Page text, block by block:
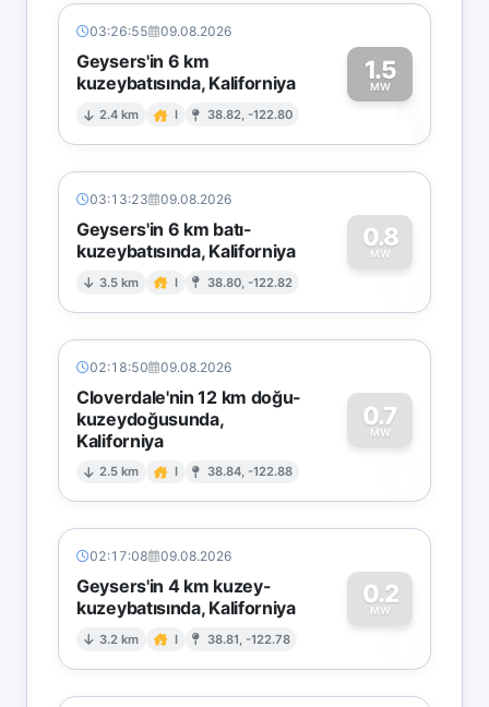
03:26:55 09.08.2026
Geysers'in 6 km
kuzeybatısında, Kaliforniya
2.4 km I 38.82, -122.80
1.5
MW1
03:13:23 09.08.2026
Geysers'in 6 km batı-
kuzeybatısında, Kaliforniya
3.5 km I 38.80, -122.82
0.8
MW
0
02:18:50 09.08.2026
Cloverdale'nin 12 km doğu-
kuzeydoğusunda,
Kaliforniya
2.5 km I 38.84, -122.88
0.7
MW
0
02:17:08 09.08.2026
Geysers'in 4 km kuzey-
kuzeybatısında, Kaliforniya
3.2 km I 38.81, -122.78
0.2
MW
0